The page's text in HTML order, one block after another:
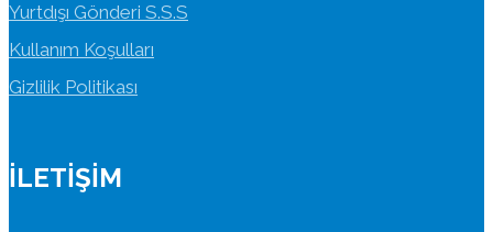
Yurtdışı Gönderi S.S.S
Kullanım Koşulları
Gizlilik Politikası
İLETIŞIM